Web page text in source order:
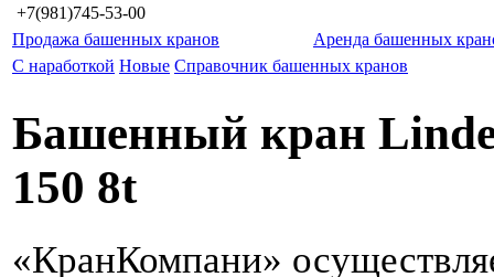
+7(981)745-53-00
Продажа башенных кранов
Аренда башенных
С наработкой Новые Справочник башенных кранов
Башенный кран
150 8t
«КранКомпани»